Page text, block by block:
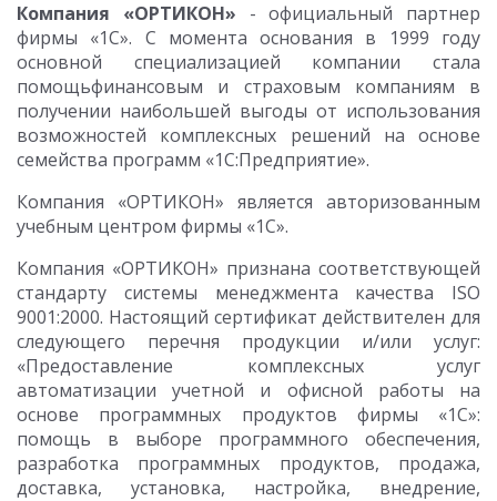
Компания «ОРТИКОН» - официальный партнер
фирмы «1С». С момента основания в 1999 году
основной специализацией компании стала
помощьфинансовым и страховым компаниям в
получении наибольшей выгоды от использования
возможностей комплексных решений на основе
семейства программ «1С:Предприятие».
Компания «ОРТИКОН» является авторизованным
учебным центром фирмы «1С».
Компания «ОРТИКОН» признана соответствующей
стандарту системы менеджмента качества ISO
9001:2000. Настоящий сертификат действителен для
следующего перечня продукции и/или услуг:
«Предоставление комплексных услуг
автоматизации учетной и офисной работы на
основе программных продуктов фирмы «1С»:
помощь в выборе программного обеспечения,
разработка программных продуктов, продажа,
доставка, установка, настройка, внедрение,